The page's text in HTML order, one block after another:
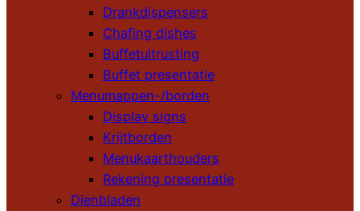
Drankdispensers
Chafing dishes
Buffetuitrusting
Buffet presentatie
Menumappen-/borden
Display signs
Krijtborden
Menukaarthouders
Rekening presentatie
Dienbladen